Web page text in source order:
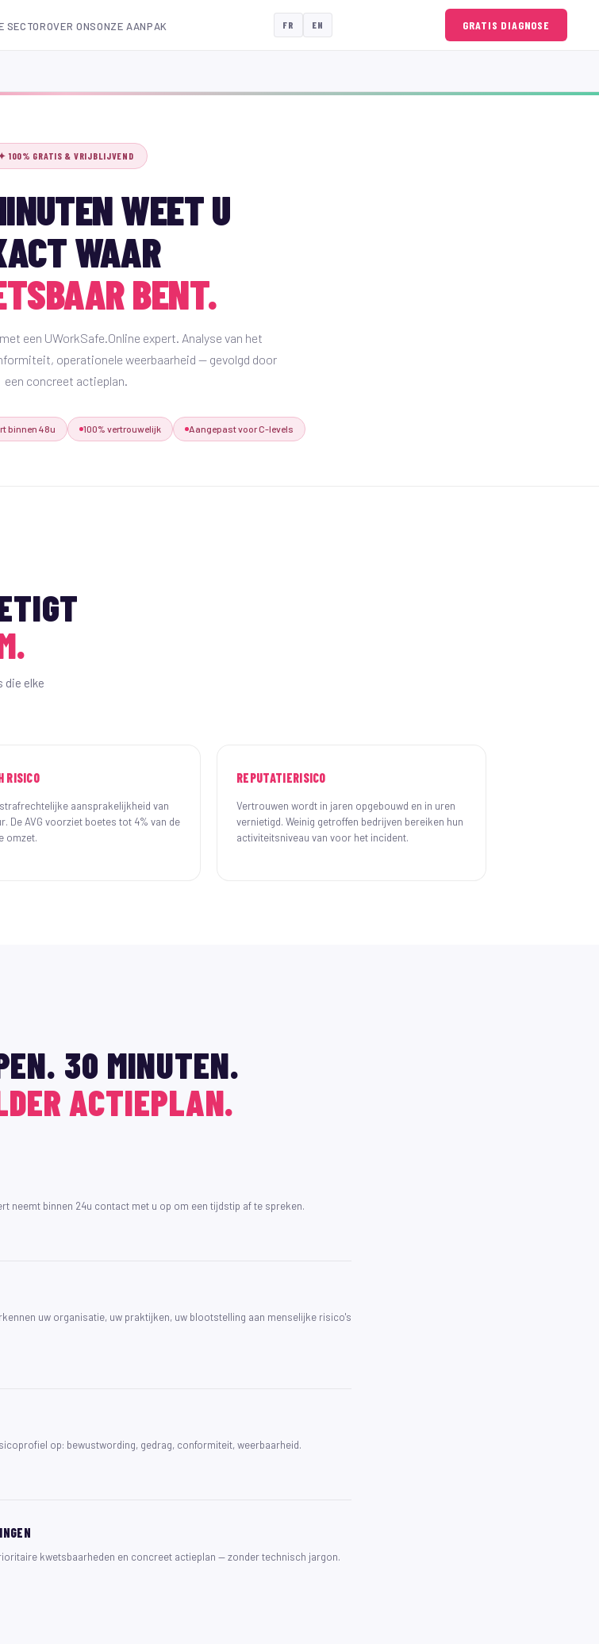
SECTOROVER ONSONZE AANPAK FR EN GRATIS DIAGNOSE
100% GRATIS & VRIJBLIJVEND
WEET U
WAAR
BENT.
een UWorkSafe.Online expert. Analyse van het
operationele weerbaarheid — gevolgd door
een concreet actieplan.
binnen 48u 100% vertrouwelijk Aangepast voor C-levels
die elke
RISICO
strafrechtelijke aansprakelijkheid van
De AVG voorziet boetes tot 4% van de
omzet.
REPUTATIERISICO
Vertrouwen wordt in jaren opgebouwd en in uren
vernietigd. Weinig getroffen bedrijven bereiken hun
activiteitsniveau van voor het incident.
30 MINUTEN.
ACTIEPLAN.
neemt binnen 24u contact met u op om een tijdstip af te spreken.
uw organisatie, uw praktijken, uw blootstelling aan menselijke risico's
op: bewustwording, gedrag, conformiteit, weerbaarheid.
kwetsbaarheden en concreet actieplan — zonder technisch jargon.